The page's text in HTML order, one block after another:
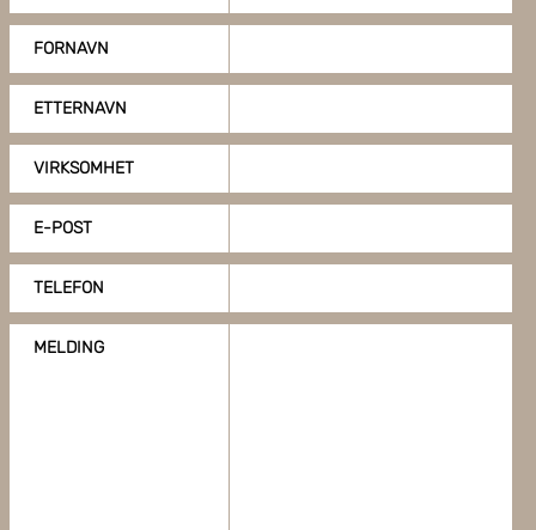
FORNAVN
ETTERNAVN
VIRKSOMHET
E-POST
TELEFON
MELDING